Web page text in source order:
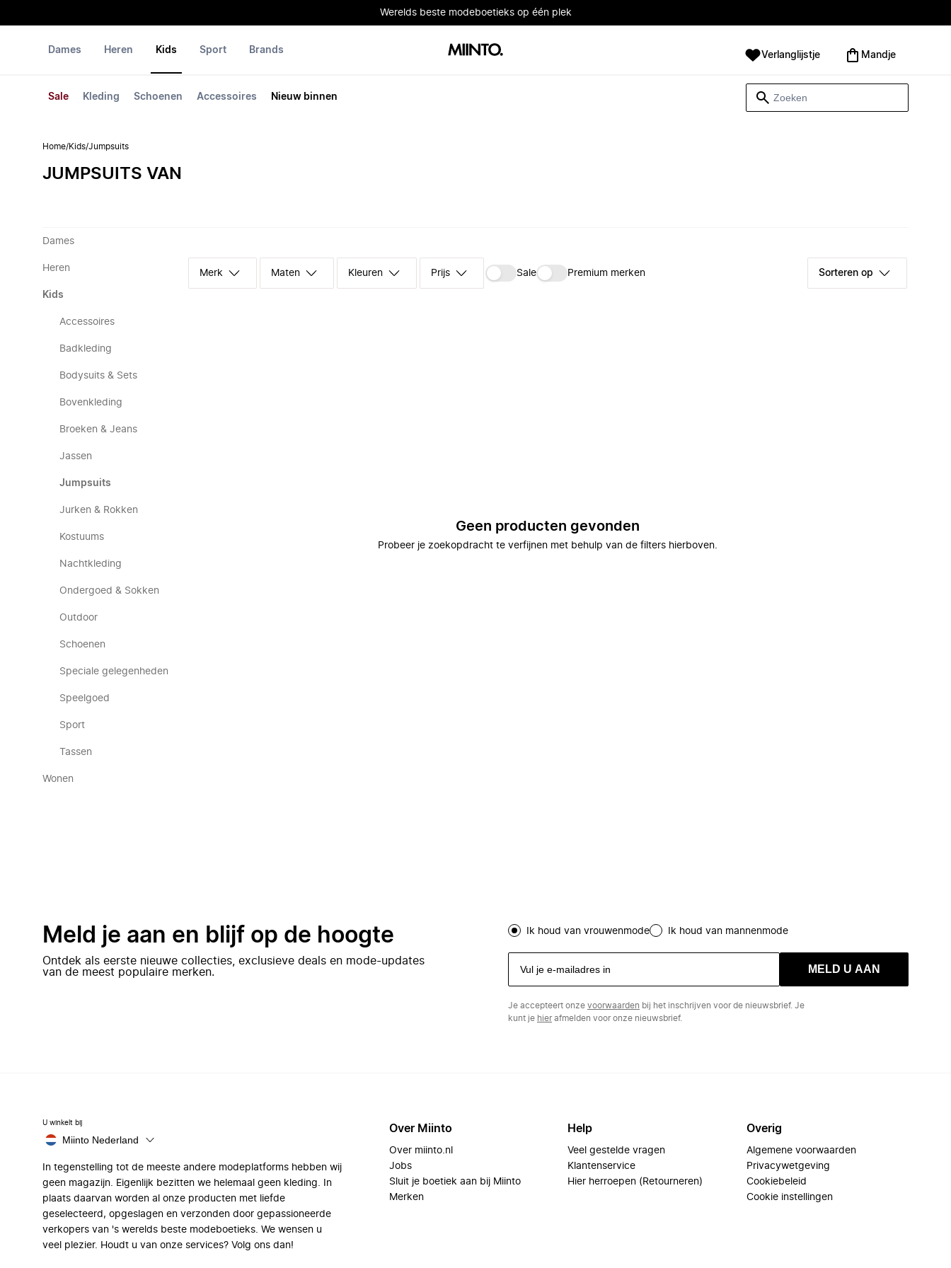
Werelds beste modeboetieks op één plek
Dames Heren Kids
Sale Kleding Schoenen Accessoires Nieuw binnen
Sport Brands Verlanglijstje Mandje
Home/Kids/Jumpsuits
JUMPSUITS VAN
Dames
Heren
Kids
Accessoires
Badkleding
Bodysuits & Sets
Bovenkleding
Broeken & Jeans
Jassen
Jumpsuits
Jurken & Rokken
Kostuums
Nachtkleding
Ondergoed & Sokken
Outdoor
Schoenen
Speciale gelegenheden
Speelgoed
Sport
Tassen
Wonen
Merk Maten Kleuren Prijs Sale Premium merken Sorteren op
Geen producten gevonden
Probeer je zoekopdracht te verfijnen met behulp van de filters hierboven.
Meld je aan en blijf op de hoogte
Ontdek als eerste nieuwe collecties, exclusieve deals en mode-updates
van de meest populaire merken.
Ik houd van vrouwenmode Ik houd van mannenmode
MELD U AAN
Je accepteert onze voorwaarden bij het inschrijven voor de nieuwsbrief. Je
kunt je hierafmelden voor onze nieuwsbrief.
U winkelt bij
Miinto Nederland
In tegenstelling tot de meeste andere modeplatforms hebben wij
geen magazijn. Eigenlijk bezitten we helemaal geen kleding. In
plaats daarvan worden al onze producten met liefde
geselecteerd, opgeslagen en verzonden door gepassioneerde
verkopers van 's werelds beste modeboetieks. We wensen u
veel plezier. Houdt u van onze services? Volg ons dan!
Over Miinto
Over miinto.nl
Jobs
Sluit je boetiek aan bij Miinto
Merken
Help
Veel gestelde vragen
Klantenservice
Hier herroepen (Retourneren)
Overig
Algemene voorwaarden
Privacywetgeving
Cookiebeleid
Cookie instellingen